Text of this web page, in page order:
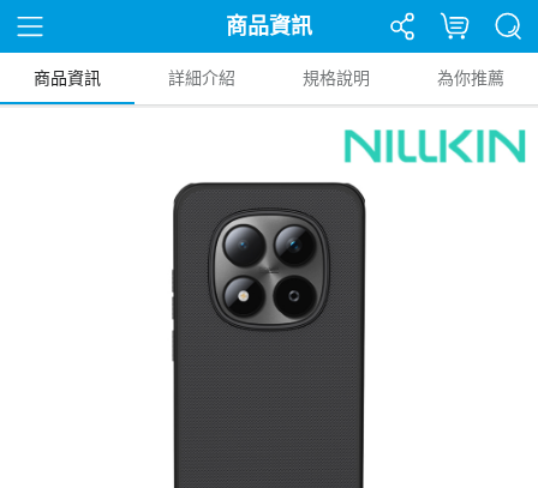
商品資訊
商品資訊 詳細介紹 規格說明 為你推薦